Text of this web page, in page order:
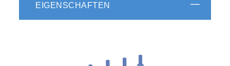
EIGENSCHAFTEN